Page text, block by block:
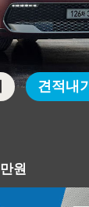
만원
견적내기